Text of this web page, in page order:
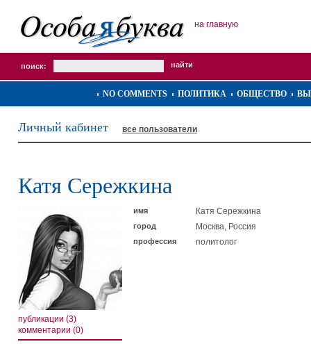
на главную
поиск:
NO COMMENTS ПОЛИТИКА ОБЩЕСТВО
Личный кабинет все пользователи
Катя Сережкина
публикации (3)
комментарии (0)
имя Катя Сережкина
город Москва, Россия
профессия политолог